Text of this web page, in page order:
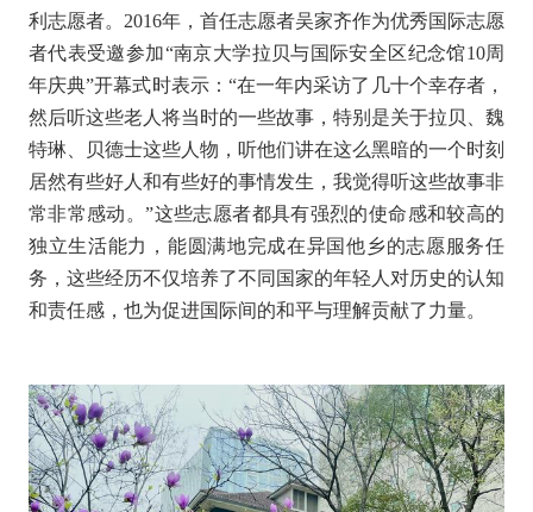
利志愿者。 2016年，首任志愿者吴家齐作为优秀国际志愿
者代表受邀参加“南京大学拉贝与国际安全区纪念馆10周
年庆典”开幕式时表示：“在一年内采访了几十个幸存者，
然后听这些老人将当时的一些故事，特别是关于拉贝、魏
特琳、贝德士这些人物，听他们讲在这么黑暗的一个时刻
居然有些好人和有些好的事情发生，我觉得听这些故事非
常非常感动。”这些志愿者都具有强烈的使命感和较高的
独立生活能力，能圆满地完成在异国他乡的志愿服务任
务，这些经历不仅培养了不同国家的年轻人对历史的认知
和责任感，也为促进国际间的和平与理解贡献了力量。